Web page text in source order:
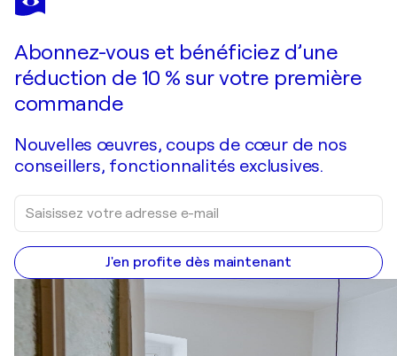
Abonnez-vous et bénéficiez d’une
réduction de 10 % sur votre première
commande
Nouvelles œuvres, coups de cœur de nos
conseillers, fonctionnalités exclusives.
J'en profite dès maintenant